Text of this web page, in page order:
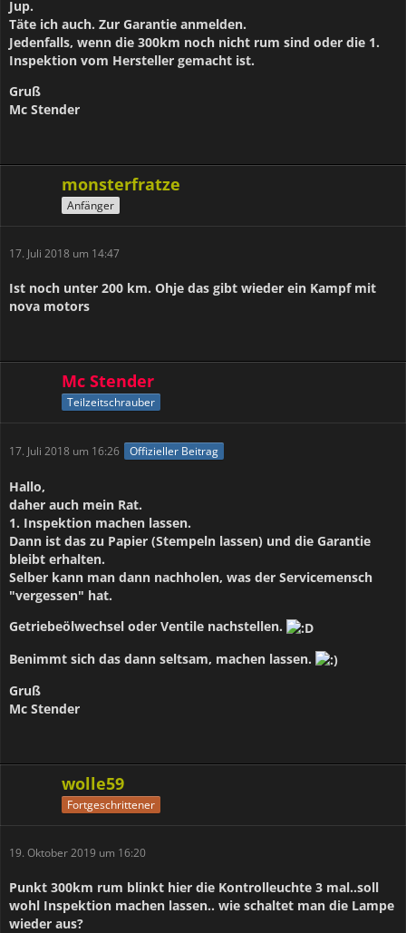
Jup.
Täte ich auch. Zur Garantie anmelden.
Jedenfalls, wenn die 300km noch nicht rum sind oder die 1.
Inspektion vom Hersteller gemacht ist.
Gruß
Mc Stender
monsterfratze
Anfänger
17. Juli 2018 um 14:47
Ist noch unter 200 km. Ohje das gibt wieder ein Kampf mit
nova motors
Mc Stender
Teilzeitschrauber
17. Juli 2018 um 16:26 Offizieller Beitrag
Hallo,
daher auch mein Rat.
1. Inspektion machen lassen.
Dann ist das zu Papier (Stempeln lassen) und die Garantie
bleibt erhalten.
Selber kann man dann nachholen, was der Servicemensch
"vergessen" hat.
Getriebeölwechsel oder Ventile nachstellen.
Benimmt sich das dann seltsam, machen lassen.
Gruß
Mc Stender
wolle59
Fortgeschrittener
19. Oktober 2019 um 16:20
Punkt 300km rum blinkt hier die Kontrolleuchte 3 mal..soll
wohl Inspektion machen lassen.. wie schaltet man die Lampe
wieder aus?